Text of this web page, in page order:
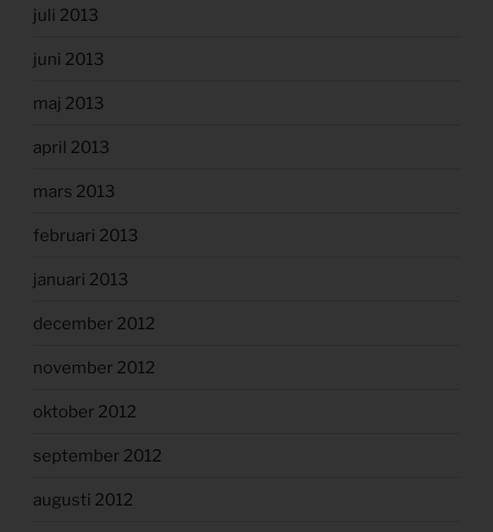
juli 2013
juni 2013
maj 2013
april 2013
mars 2013
februari 2013
januari 2013
december 2012
november 2012
oktober 2012
september 2012
augusti 2012